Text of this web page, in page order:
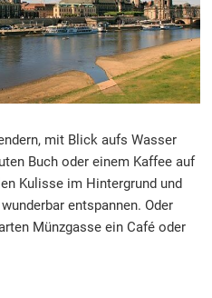
mit Blick aufs Wasser
Buch oder einem Kaffee auf
Kulisse im Hintergrund und
entspannen. Oder
Münzgasse ein Café oder